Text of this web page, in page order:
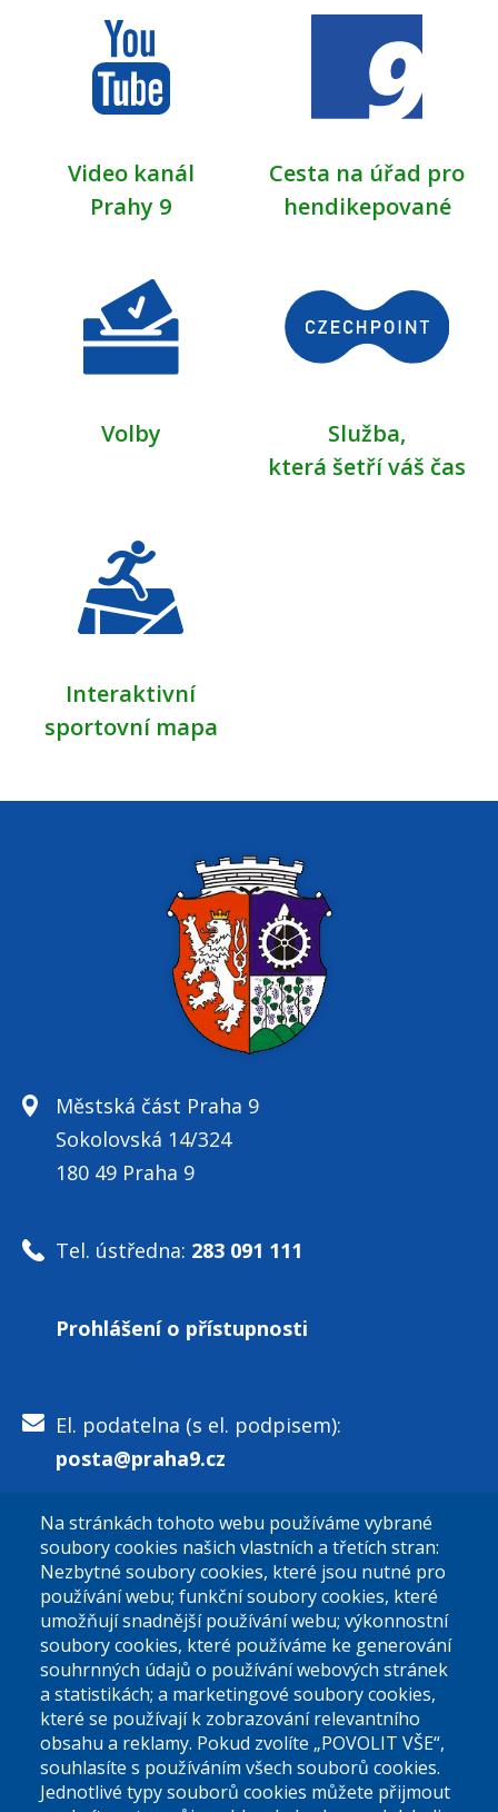
Video kanál
Prahy 9
Cesta na úřad pro
hendikepované
Volby
Služba,
která šetří váš čas
Interaktivní
sportovní mapa
Městská část Praha 9
Sokolovská 14/324
180 49 Praha 9
Tel. ústředna: 283 091 111
Prohlášení o přístupnosti
El. podatelna (s el. podpisem):
posta@praha9.cz
El. podatelna (bez el. podpisu):
podatelna@praha9.cz
Úřední dny:
Po a St: 08.00-12.00; 13.00-18.00
Na stránkách tohoto webu používáme vybrané
soubory cookies našich vlastních a třetích stran:
Nezbytné soubory cookies, které jsou nutné pro
používání webu; funkční soubory cookies, které
umožňují snadnější používání webu; výkonnostní
soubory cookies, které používáme ke generování
souhrnných údajů o používání webových stránek
a statistikách; a marketingové soubory cookies,
které se používají k zobrazování relevantního
obsahu a reklamy. Pokud zvolíte „POVOLIT VŠE“,
souhlasíte s používáním všech souborů cookies.
Jednotlivé typy souborů cookies můžete přijmout